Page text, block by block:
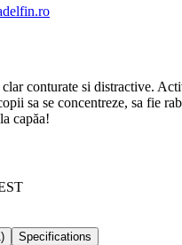
conturate si distractive.
sa se concentreze, sa fie
capăa!
) Specifications